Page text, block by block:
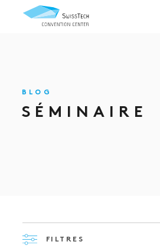
BLOG
SÉMINAIRE
FILTRES